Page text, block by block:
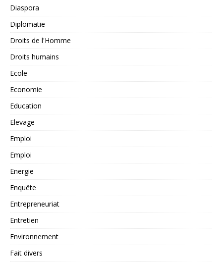
Diaspora
Diplomatie
Droits de l'Homme
Droits humains
Ecole
Economie
Education
Elevage
Emploi
Emploi
Energie
Enquête
Entrepreneuriat
Entretien
Environnement
Fait divers